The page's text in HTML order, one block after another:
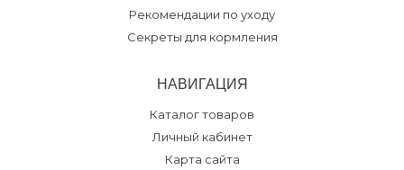
Рекомендации по уходу
Секреты для кормления
НАВИГАЦИЯ
Каталог товаров
Личный кабинет
Карта сайта